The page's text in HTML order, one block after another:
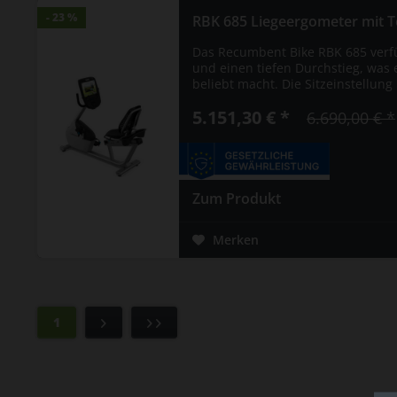
- 23 %
- 23 % RBK 685 Liegeergometer mit
Das Recumbent Bike RBK 685
und einen tiefen Durchstieg, was
beliebt macht. Die Sitzeinstellung
5.151,30 € * 6.690,00 € *
Merken
Zum Produkt
1